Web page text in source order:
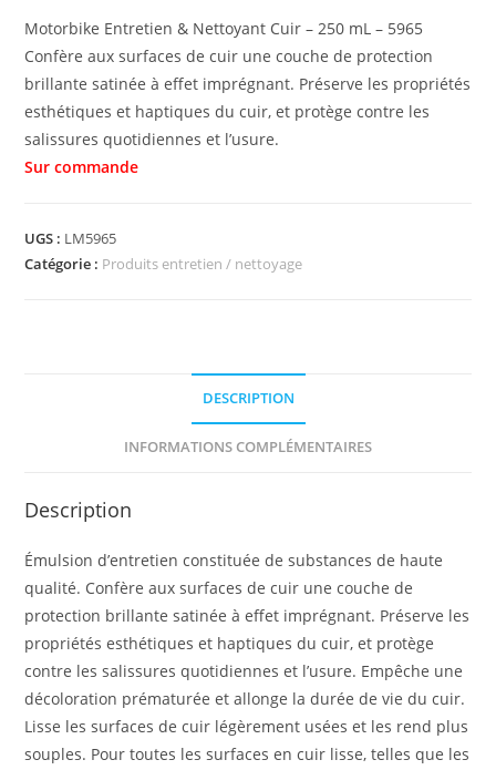
Motorbike Entretien & Nettoyant Cuir – 250 mL – 5965
Confère aux surfaces de cuir une couche de protection
brillante satinée à effet imprégnant. Préserve les propriétés
esthétiques et haptiques du cuir, et protège contre les
salissures quotidiennes et l’usure.
UGS : LM5965
Catégorie : Produits entretien / nettoyage
DESCRIPTION
INFORMATIONS COMPLÉMENTAIRES
Description
Émulsion d’entretien constituée de substances de haute
qualité. Confère aux surfaces de cuir une couche de
protection brillante satinée à effet imprégnant. Préserve les
propriétés esthétiques et haptiques du cuir, et protège
contre les salissures quotidiennes et l’usure. Empêche une
décoloration prématurée et allonge la durée de vie du cuir.
Lisse les surfaces de cuir légèrement usées et les rend plus
souples. Pour toutes les surfaces en cuir lisse, telles que les